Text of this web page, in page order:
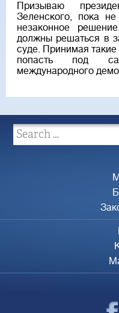
Призываю
Зеленского, пока
незаконное
должны решаться в
суде. Принимая
попасть под
международного